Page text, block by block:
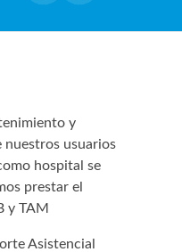
y
nuestros usuarios
hospital se
prestar el
y TAM
Asistencial